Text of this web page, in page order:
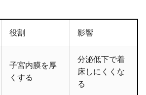
役割 影響
子宮内膜を厚
くする
分泌低下で着
床しにくくな
る